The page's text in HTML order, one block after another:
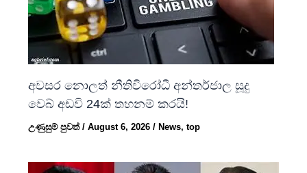
අවසර නොලත් නීතිවිරෝධී අන්තර්ජාල සූදු
වෙබ් අඩවි 24ක් තහනම් කරයි!
උණුසුම් පුවත්/August 6, 2026/News,top